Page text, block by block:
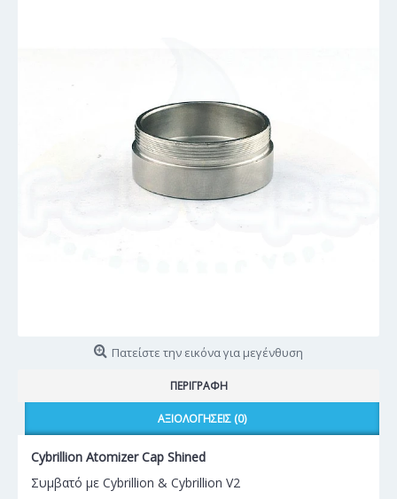
Πατείστε την εικόνα για μεγένθυση
ΠΕΡΙΓΡΑΦΉ
ΑΞΙΟΛΟΓΉΣΕΙΣ (0)
Cybrillion Atomizer Cap Shined
Συμβατό με Cybrillion & Cybrillion V2